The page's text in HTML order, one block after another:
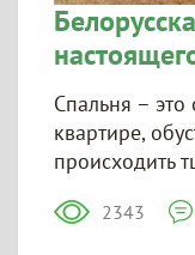
Спальня –
квартире,
происходить
2343